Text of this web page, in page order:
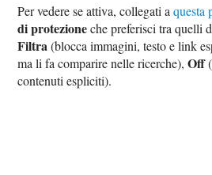
Per vedere se attiva, collegati aquesta
di protezioneche preferisci tra quelli
Filtra(blocca immagini, testo e link
ma li fa comparire nelle ricerche),Off
contenuti espliciti).